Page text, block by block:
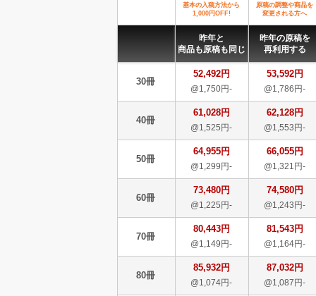
基本の入稿方法から
1,000円OFF!
原稿の調整や商品を
変更される方へ
昨年と
商品も原稿も同じ
昨年の原稿を
再利用する
30冊
52,492円
@1,750円-
53,592円
@1,786円-
40冊
61,028円
@1,525円-
62,128円
@1,553円-
50冊
64,955円
@1,299円-
66,055円
@1,321円-
60冊
73,480円
@1,225円-
74,580円
@1,243円-
70冊
80,443円
@1,149円-
81,543円
@1,164円-
80冊
85,932円
@1,074円-
87,032円
@1,087円-